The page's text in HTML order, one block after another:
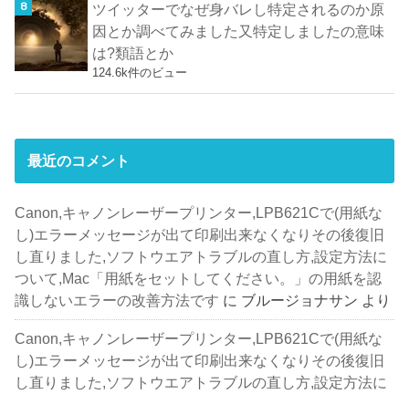
ツイッターでなぜ身バレし特定されるのか原
因とか調べてみました又特定しましたの意味
は?類語とか
124.6k件のビュー
最近のコメント
Canon,キャノンレーザープリンター,LPB621Cで(用紙な
し)エラーメッセージが出て印刷出来なくなりその後復旧
し直りました,ソフトウエアトラブルの直し方,設定方法に
ついて,Mac「用紙をセットしてください。」の用紙を認
識しないエラーの改善方法です に ブルージョナサン より
Canon,キャノンレーザープリンター,LPB621Cで(用紙な
し)エラーメッセージが出て印刷出来なくなりその後復旧
し直りました,ソフトウエアトラブルの直し方,設定方法に